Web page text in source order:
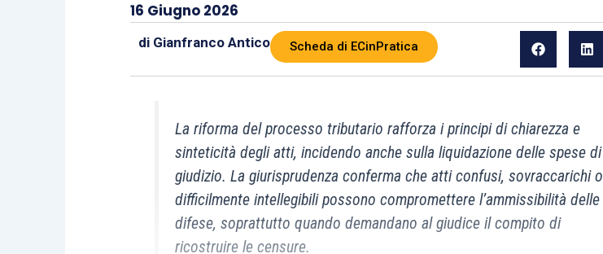
16 Giugno 2026
di Gianfranco Antico Scheda di ECinPratica
La riforma del processo tributario rafforza i principi di chiarezza e
sinteticità degli atti, incidendo anche sulla liquidazione delle spese di
giudizio. La giurisprudenza conferma che atti confusi, sovraccarichi o
difficilmente intellegibili possono compromettere l’ammissibilità delle
difese, soprattutto quando demandano al giudice il compito di
ricostruire le censure.